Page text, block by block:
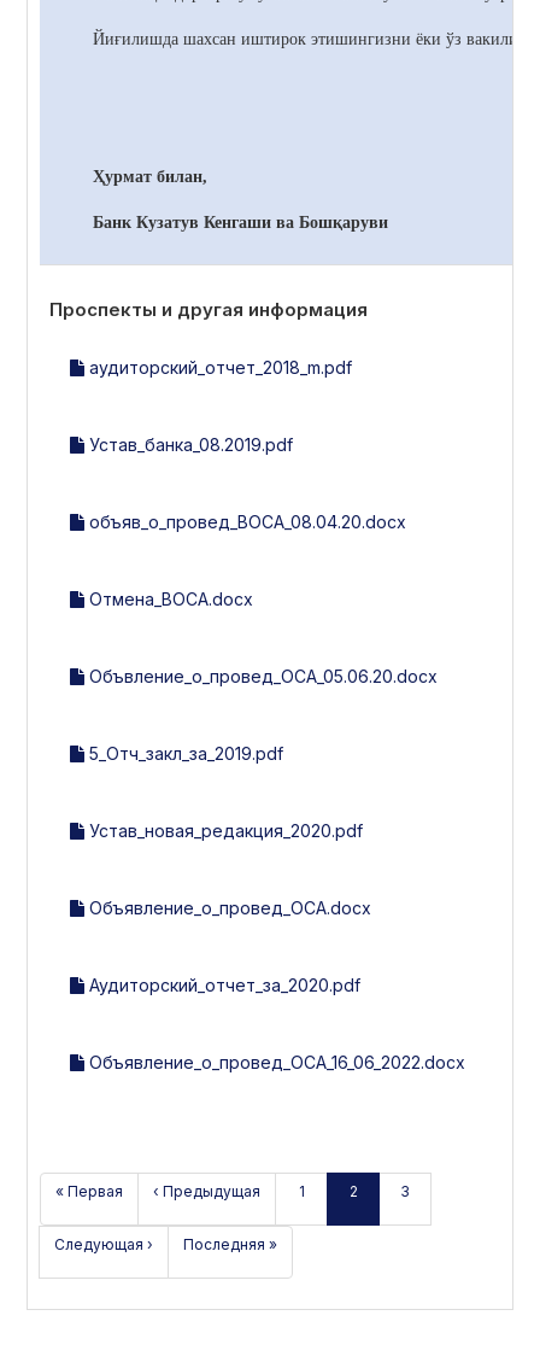
Йиғилишда шахсан иштирок этишингизни ёки ўз
Ҳурмат билан,
Банк Кузатув Кенгаши ва Бошқаруви
Проспекты и другая информация
аудиторский_отчет_2018_m.pdf
Устав_банка_08.2019.pdf
объяв_о_провед_ВОСА_08.04.20.docx
Отмена_ВОСА.docx
Объвление_о_провед_ОСА_05.06.20.docx
5_Отч_закл_за_2019.pdf
Устав_новая_редакция_2020.pdf
Объявление_о_провед_ОСА.docx
Аудиторский_отчет_за_2020.pdf
Объявление_о_провед_ОСА_16_06_2022.docx
« Первая ‹ Предыдущая 1 2 3
Следующая › Последняя »